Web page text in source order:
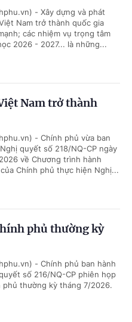
- Xây dựng và phát
Nam trở thành quốc gia
các nhiệm vụ trọng tâm
2026 - 2027... là những...
Nam trở thành
- Chính phủ vừa ban
quyết số 218/NQ-CP ngày
về Chương trình hành
Chính phủ thực hiện Nghị...
phủ thường kỳ
- Chính phủ ban hành
số 216/NQ-CP phiên họp
phủ thường kỳ tháng 7/2026.